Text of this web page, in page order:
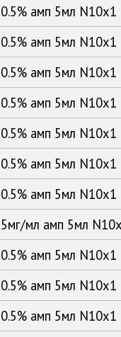
амп 5мл
амп 5мл
амп 5мл
амп 5мл
амп 5мл
амп 5мл
амп 5мл
мл амп 5мл
амп 5мл
амп 5мл
амп 5мл